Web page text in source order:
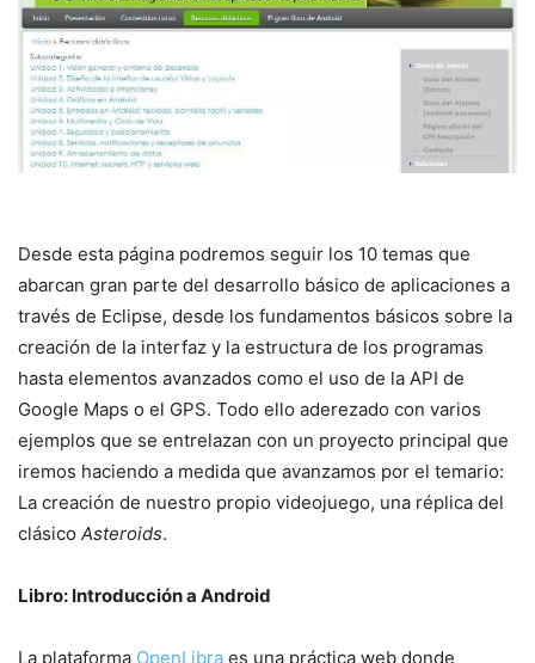
Desde esta página podremos seguir los 10 temas que
abarcan gran parte del desarrollo básico de aplicaciones a
través de Eclipse, desde los fundamentos básicos sobre la
creación de la interfaz y la estructura de los programas
hasta elementos avanzados como el uso de la API de
Google Maps o el GPS. Todo ello aderezado con varios
ejemplos que se entrelazan con un proyecto principal que
iremos haciendo a medida que avanzamos por el temario:
La creación de nuestro propio videojuego, una réplica del
clásico Asteroids.
Libro: Introducción a Android
La plataforma OpenLibra es una práctica web donde